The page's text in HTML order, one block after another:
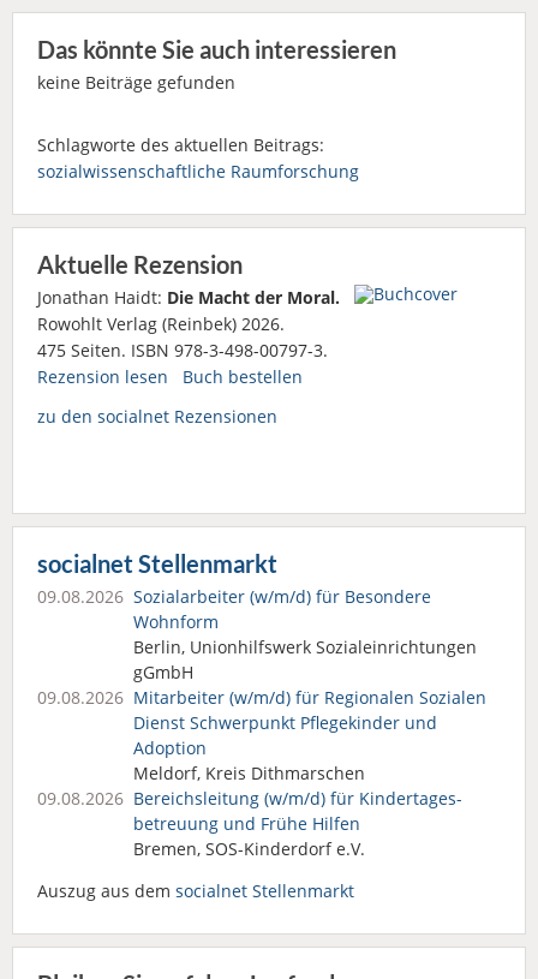
Das könnte Sie auch interessieren
keine Beiträge gefunden
Schlagworte des aktuellen Beitrags:
sozialwissenschaftliche Raumforschung
Aktuelle Rezension
Jonathan Haidt: Die Macht der Moral.
Rowohlt Verlag (Reinbek) 2026.
475 Seiten. ISBN 978-3-498-00797-3.
Rezension lesen
Buch bestellen
zu den socialnet Rezensionen
socialnet Stellenmarkt
09.08.2026 Sozialarbeiter (w/m/d) für Besondere
Wohnform
Berlin, Unionhilfswerk Sozialeinrichtungen
gGmbH
09.08.2026 Mitarbeiter (w/m/d) für Regionalen Sozialen
Dienst Schwerpunkt Pflegekinder und
Adoption
Meldorf, Kreis Dithmarschen
09.08.2026 Bereichsleitung (w/m/d) für Kindertages­
betreuung und Frühe Hilfen
Bremen, SOS-Kinderdorf e.V.
Auszug aus dem socialnet Stellenmarkt